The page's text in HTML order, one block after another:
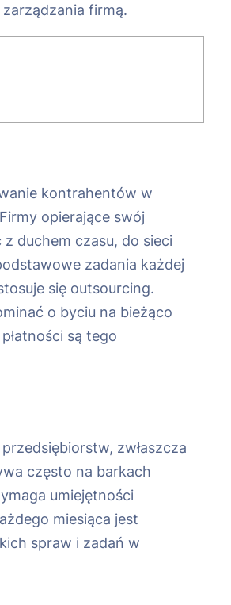
firmą.
kontrahentów w
opierające swój
duchem czasu, do sieci
zadania każdej
się outsourcing.
o byciu na bieżąco
są tego
zwłaszcza
często na barkach
umiejętności
miesiąca jest
spraw i zadań w